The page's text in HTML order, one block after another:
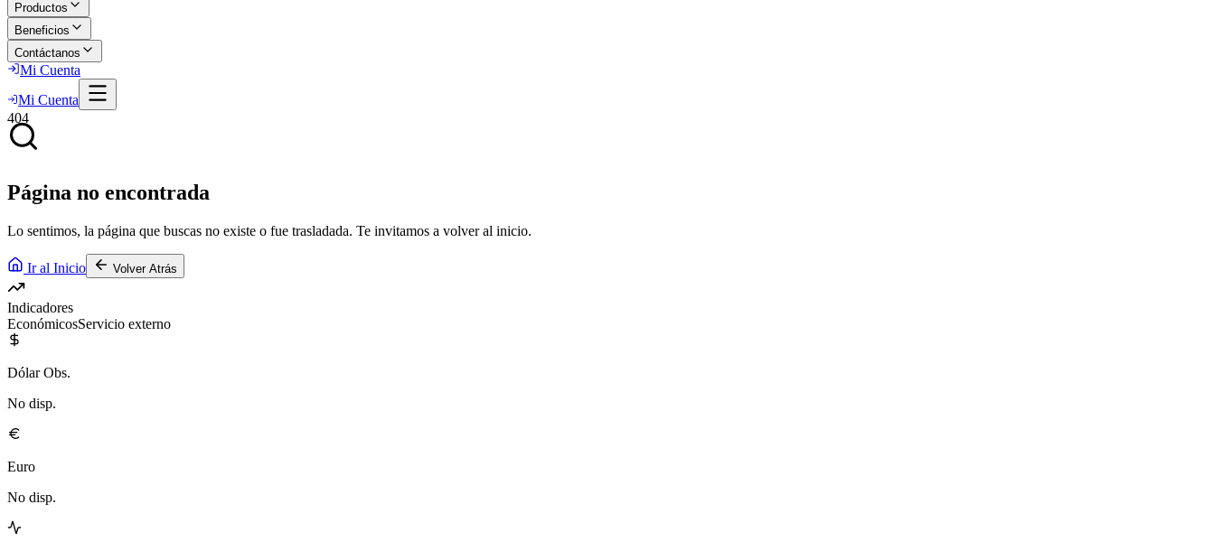
Productos
Beneficios
Contáctanos
Mi Cuenta
Mi Cuenta
404
Página no encontrada
Lo sentimos, la página que buscas no existe o fue trasladada. Te invitamos a volver al inicio.
Ir al Inicio Volver Atrás
Indicadores
EconómicosServicio externo
Dólar Obs.
No disp.
Euro
No disp.